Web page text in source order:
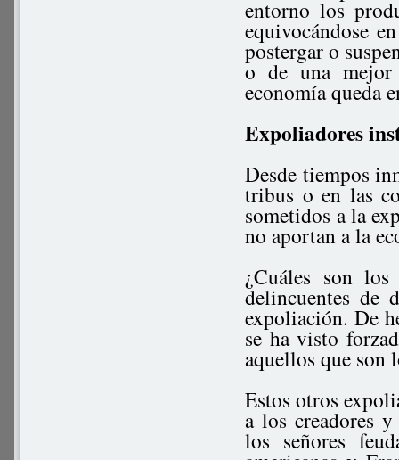
entorno los
equivocándose
postergar o
o de una
economía queda
Expoliadores
Desde tiempos
tribus o en las
sometidos a la
no aportan a la
¿Cuáles son
delincuentes de
expoliación. De
se ha visto
aquellos que son
Estos otros
a los creadores
los señores